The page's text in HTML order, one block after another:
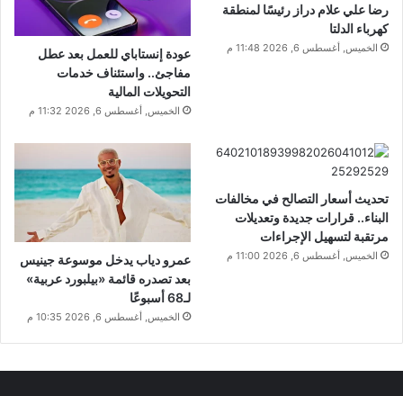
رضا علي علام دراز رئيسًا لمنطقة
كهرباء الدلتا
الخميس, أغسطس 6, 2026 11:48 م
عودة إنستاباي للعمل بعد عطل
مفاجئ.. واستئناف خدمات
التحويلات المالية
الخميس, أغسطس 6, 2026 11:32 م
تحديث أسعار التصالح في مخالفات
البناء.. قرارات جديدة وتعديلات
مرتقبة لتسهيل الإجراءات
الخميس, أغسطس 6, 2026 11:00 م
عمرو دياب يدخل موسوعة جينيس
بعد تصدره قائمة «بيلبورد عربية»
لـ68 أسبوعًا
الخميس, أغسطس 6, 2026 10:35 م